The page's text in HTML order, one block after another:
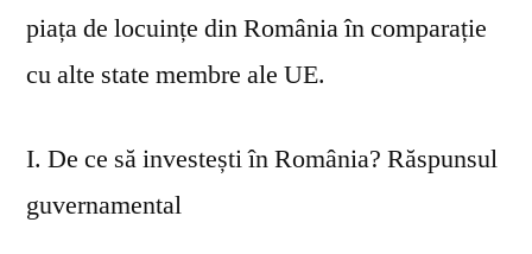
piața de locuințe din România în comparație
cu alte state membre ale UE.
I. De ce să investești în România? Răspunsul
guvernamental